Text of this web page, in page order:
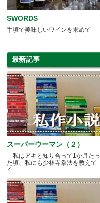
SWORDS
手頃で美味しいワインを求めて
最新記事
スーパーウーマン（２）
私はアキと知り合って1か月たっ
た頃、私にも少林寺拳法を教えて
く.....